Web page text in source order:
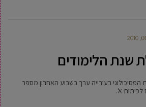
שנת הלימודים
בעירייה ערך בשבוע האחרון מספר
לכיתות א'.